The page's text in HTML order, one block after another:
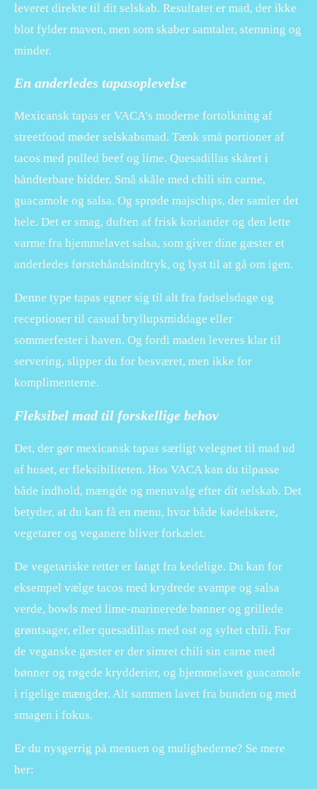
leveret direkte til dit selskab. Resultatet er mad, der ikke
blot fylder maven, men som skaber samtaler, stemning og
minder.
En anderledes tapasoplevelse
Mexicansk tapas er VACA’s moderne fortolkning af
streetfood møder selskabsmad. Tænk små portioner af
tacos med pulled beef og lime. Quesadillas skåret i
håndterbare bidder. Små skåle med chili sin carne,
guacamole og salsa. Og sprøde majschips, der samler det
hele. Det er smag, duften af frisk koriander og den lette
varme fra hjemmelavet salsa, som giver dine gæster et
anderledes førstehåndsindtryk, og lyst til at gå om igen.
Denne type tapas egner sig til alt fra fødselsdage og
receptioner til casual bryllupsmiddage eller
sommerfester i haven. Og fordi maden leveres klar til
servering, slipper du for besværet, men ikke for
komplimenterne.
Fleksibel mad til forskellige behov
Det, der gør mexicansk tapas særligt velegnet til mad ud
af huset, er fleksibiliteten. Hos VACA kan du tilpasse
både indhold, mængde og menuvalg efter dit selskab. Det
betyder, at du kan få en menu, hvor både kødelskere,
vegetarer og veganere bliver forkælet.
De vegetariske retter er langt fra kedelige. Du kan for
eksempel vælge tacos med krydrede svampe og salsa
verde, bowls med lime-marinerede bønner og grillede
grøntsager, eller quesadillas med ost og syltet chili. For
de veganske gæster er der simret chili sin carne med
bønner og røgede krydderier, og hjemmelavet guacamole
i rigelige mængder. Alt sammen lavet fra bunden og med
smagen i fokus.
Er du nysgerrig på menuen og mulighederne? Se mere
her: